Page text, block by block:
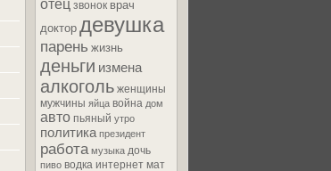
отец звонок врач
доктор девушка
парень жизнь
деньги измена
алкоголь женщины
мужчины яйца война дом
авто пьяный утро
политика президент
работа музыка дочь
пиво водка интернет мат